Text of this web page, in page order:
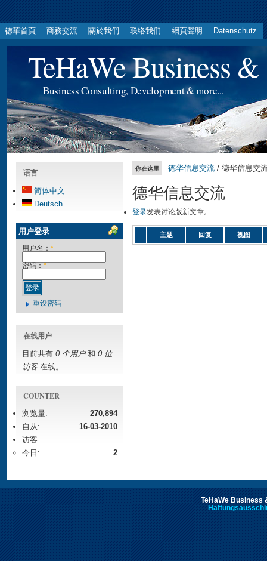
德華首頁 商務交流 關於我們 联络我们 網頁聲明 Datenschutz
TeHaWe Business
Business Consulting, Development & more...
语言
简体中文
Deutsch
用户登录
用户名： *
密码： *
重设密码
在线用户
目前共有 0 个用户和 0 位
访客在线。
COUNTER
浏览量:
270,894
自从:
16-03-2010
访客
今日:
2
你在这里 德华信息交流 / 德华信息交
德华信息交流
登录发表讨论版新文章。
主题 回复 视图
TeHaWe Business